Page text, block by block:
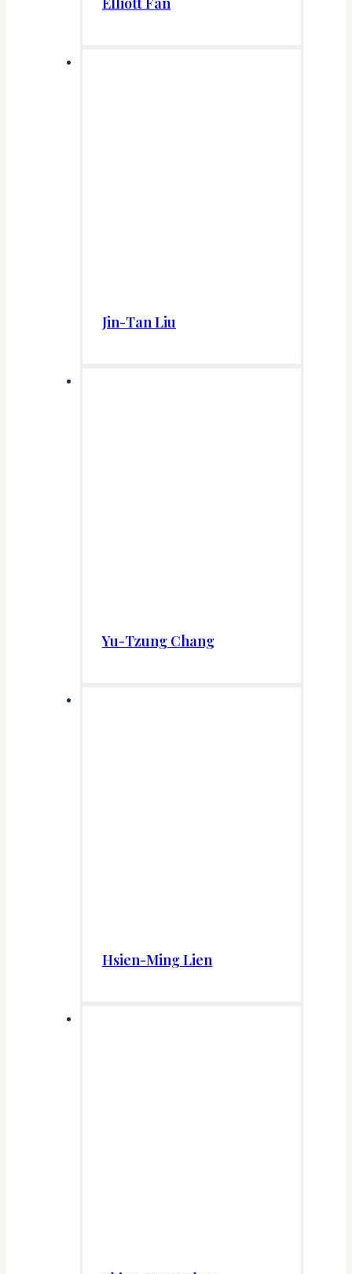
Jin-Tan Liu
Yu-Tzung Chang
Hsien-Ming Lien